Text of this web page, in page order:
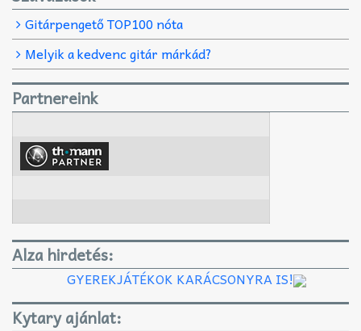
Gitárpengető TOP100 nóta
Melyik a kedvenc gitár márkád?
Partnereink
Alza hirdetés:
GYEREKJÁTÉKOK KARÁCSONYRA IS!
Kytary ajánlat: